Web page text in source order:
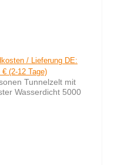
/ Lieferung DE:
(2-12 Tage)
Tunnelzelt mit
Wasserdicht 5000